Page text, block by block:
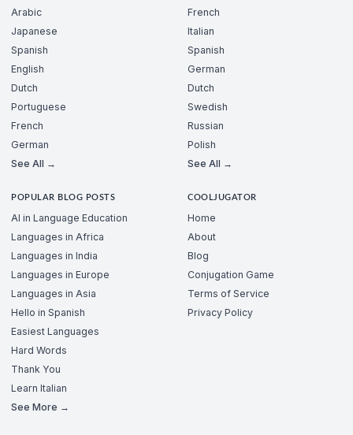
Arabic
Japanese
Spanish
English
Dutch
Portuguese
French
German
See All →
French
Italian
Spanish
German
Dutch
Swedish
Russian
Polish
See All →
POPULAR BLOG POSTS
AI in Language Education
Languages in Africa
Languages in India
Languages in Europe
Languages in Asia
Hello in Spanish
Easiest Languages
Hard Words
Thank You
Learn Italian
See More →
COOLJUGATOR
Home
About
Blog
Conjugation Game
Terms of Service
Privacy Policy